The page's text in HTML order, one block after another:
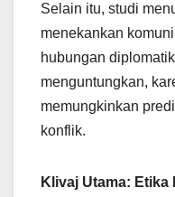
Selain itu, studi
menekankan
hubungan
menguntungkan,
memungkinkan
konflik.
Klivaj Utama: